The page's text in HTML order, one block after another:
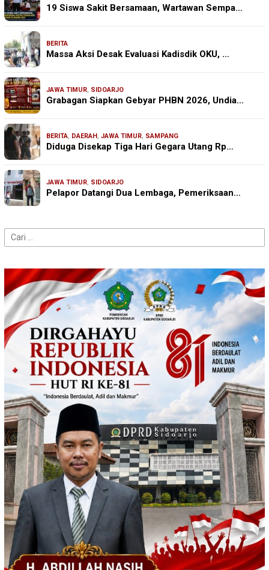
19 Siswa Sakit Bersamaan, Wartawan Sempa…
BERITA
Massa Aksi Desak Evaluasi Kadisdik OKU, …
JAWA TIMUR, SIDOARJO
Grabagan Siapkan Gebyar PHBN 2026, Undia…
BERITA, DAERAH , JAWA TIMUR, SAMPANG
Diduga Disekap Tiga Hari Gegara Utang Rp…
JAWA TIMUR, SIDOARJO
Pelapor Datangi Dua Lembaga, Pemeriksaan…
Cari
untuk: